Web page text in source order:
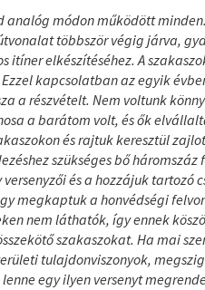
analóg módon működött
többször végig járva,
elkészítéséhez. A
kapcsolatban az egyik
a részvételt. Nem voltunk
a barátom volt, és ők
és rajtuk keresztül
szükséges bő
versenyzői és a hozzájuk
megkaptuk a honvédségi
nem láthatók, így ennek
szakaszokat. Ha mai
tulajdonviszonyok,
egy ilyen versenyt